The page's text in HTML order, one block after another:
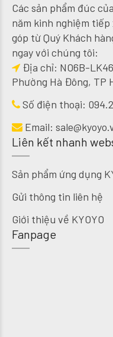
Các sản phẩm đúc
năm kinh nghiệm tiếp
góp từ Quý Khách
ngay với chúng tôi:
Địa chỉ: NO6B-
Phường Hà Đông, TP
Số điện thoại:
Email:
Liên kết nhanh
Sản phẩm ứng dụng
Gửi thông tin liên hệ
Giới thiệu về KYOYO
Fanpage